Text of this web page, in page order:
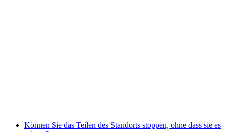
Können Sie das Teilen des Standorts stoppen, ohne dass sie es